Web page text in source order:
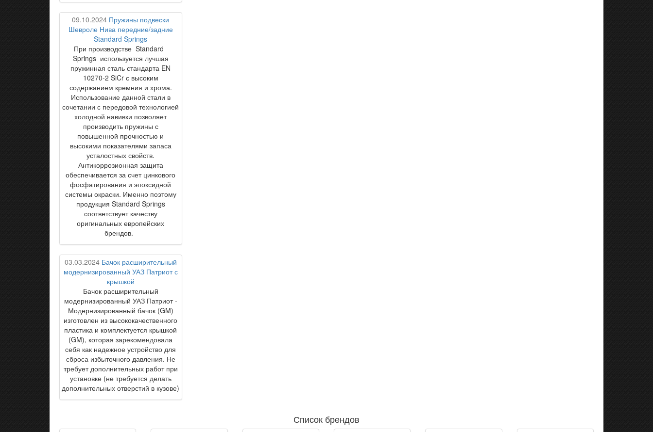
09.10.2024 Пружины подвески
Шевроле Нива передние/задние
Standard Springs
При производстве Standard
Springs используется лучшая
пружинная сталь стандарта EN
10270-2 SiCr с высоким
содержанием кремния и хрома.
Использование данной стали в
сочетании с передовой технологией
холодной навивки позволяет
производить пружины с
повышенной прочностью и
высокими показателями запаса
усталостных свойств.
Антикоррозионная защита
обеспечивается за счет цинкового
фосфатирования и эпоксидной
системы окраски. Именно поэтому
продукция Standard Springs
соответствует качеству
оригинальных европейских
брендов.
03.03.2024Бачок расширительный
модернизированный УАЗ Патриот с
крышкой
Бачок расширительный
модернизированный УАЗ Патриот -
Модернизированный бачок (GM)
изготовлен из высококачественного
пластика и комплектуется крышкой
(GM), которая зарекомендовала
себя как надежное устройство для
сброса избыточного давления. Не
требует дополнительных работ при
установке (не требуется делать
дополнительных отверстий в кузове)
Список брендов